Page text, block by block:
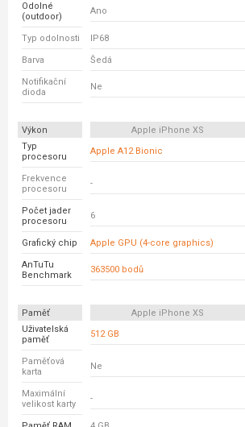
Odolné
(outdoor)
Ano
Typ odolnosti IP68
Barva Šedá
Notifikační
dioda
Ne
Výkon Apple iPhone XS
Typ
procesoru
Apple A12 Bionic
Frekvence
procesoru
-
Počet jader
procesoru
6
Grafický chip Apple GPU (4-core graphics)
AnTuTu
Benchmark
363500 bodů
Paměť Apple iPhone XS
Uživatelská
paměť
512 GB
Paměťová
karta
Ne
Maximální
velikost karty
-